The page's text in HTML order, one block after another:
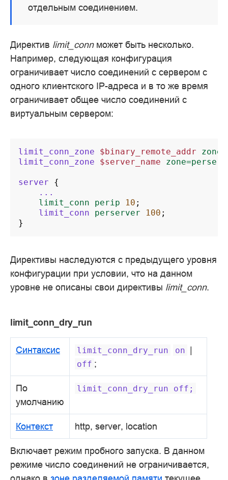
отдельным соединением.
Директив limit_connможет быть несколько.
Например, следующая конфигурация
ограничивает число соединений с сервером с
одного клиентского IP-адреса и в то же время
ограничивает общее число соединений с
виртуальным сервером:
limit_conn_zone $binary_remote_addr
limit_conn_zone
$server_name
server
{
...
limit_conn
perip 10 ;
limit_conn
perserver 100 ;
}
Директивы наследуются с предыдущего уровня
конфигурации при условии, что на данном
уровне не описаны свои директивы limit_conn.
limit_conn_dry_run
Синтаксис limit_conn_dry_run on |
off ;
По
умолчанию
limit_conn_dry_run off;
Контекст http, server, location
Включает режим пробного запуска. В данном
режиме число соединений не ограничивается,